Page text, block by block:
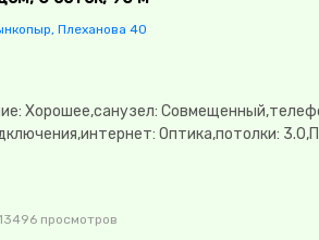
Плеханова 40
Хорошее,санузел:
Оптика,потолки:
просмотров